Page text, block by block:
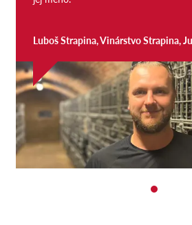
Luboš Strapina, Vinárstvo Strapina,